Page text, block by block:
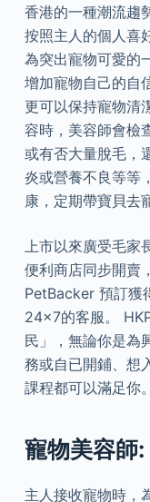
香港的一種潮流趨
按照主人的個人喜
為突出寵物可愛的
增加寵物自己的自
更可以保持寵物清
容時，美容師會檢
或有否大量脫毛，
炎或營養不良等等
康，定期帶寶貝去
上市以來廣受毛
便利商店同步開賣
PetBacker 預訂獲
24×7的客服。
民」，無論你是為
務或自已開鋪、想
課程都可以滿足你。
寵物美容師
主人接收寵物時，